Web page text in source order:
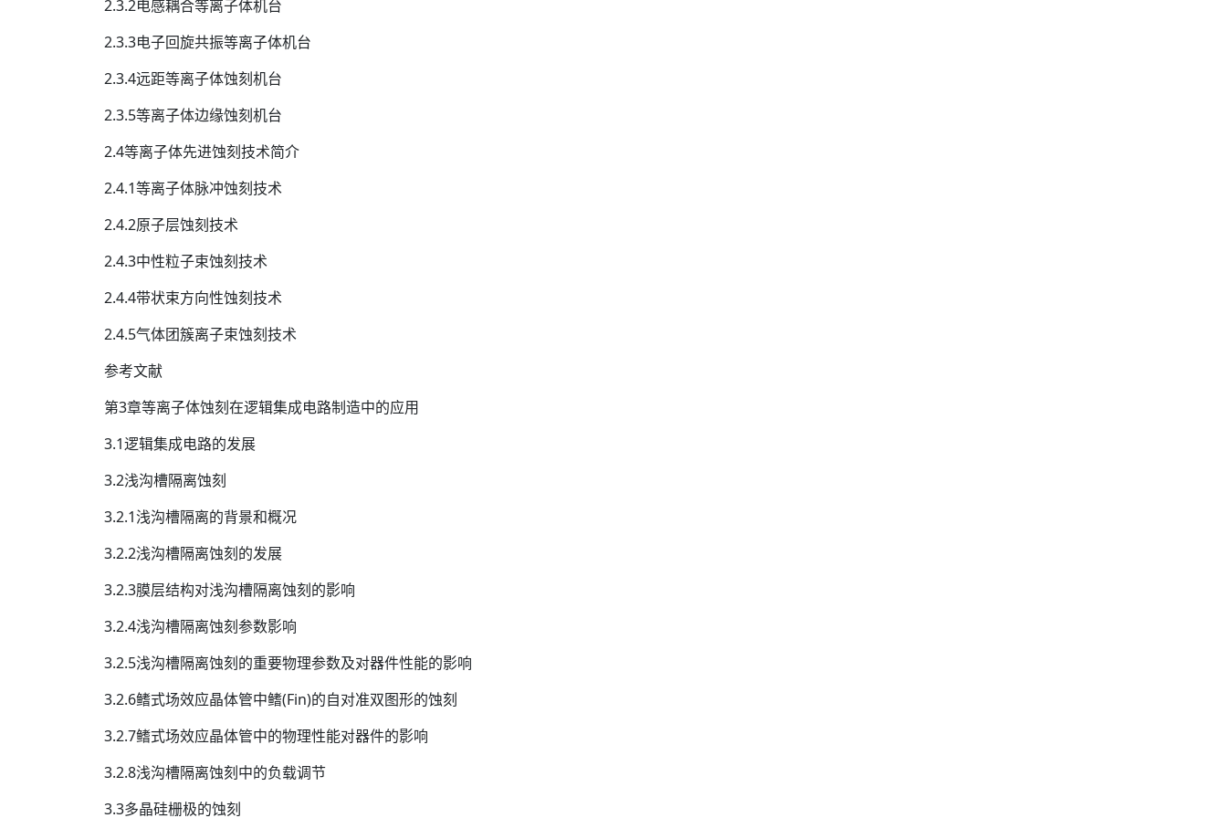
2.3.2电感耦合等离子体机台
2.3.3电子回旋共振等离子体机台
2.3.4远距等离子体蚀刻机台
2.3.5等离子体边缘蚀刻机台
2.4等离子体先进蚀刻技术简介
2.4.1等离子体脉冲蚀刻技术
2.4.2原子层蚀刻技术
2.4.3中性粒子束蚀刻技术
2.4.4带状束方向性蚀刻技术
2.4.5气体团簇离子束蚀刻技术
参考文献
第3章等离子体蚀刻在逻辑集成电路制造中的应用
3.1逻辑集成电路的发展
3.2浅沟槽隔离蚀刻
3.2.1浅沟槽隔离的背景和概况
3.2.2浅沟槽隔离蚀刻的发展
3.2.3膜层结构对浅沟槽隔离蚀刻的影响
3.2.4浅沟槽隔离蚀刻参数影响
3.2.5浅沟槽隔离蚀刻的重要物理参数及对器件性能的影响
3.2.6鳍式场效应晶体管中鳍(Fin)的自对准双图形的蚀刻
3.2.7鳍式场效应晶体管中的物理性能对器件的影响
3.2.8浅沟槽隔离蚀刻中的负载调节
3.3多晶硅栅极的蚀刻